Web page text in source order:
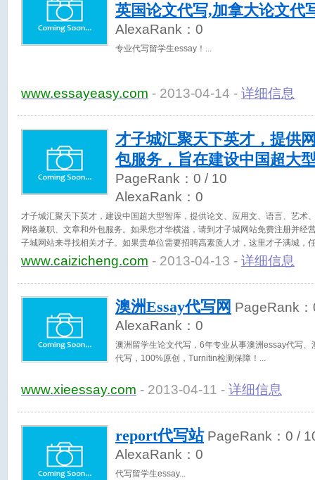
英国论文代写,加拿大论文代
AlexaRank： 0
专业代写留学生essay！
www.essayeasy.com - 2013-04-14 - 详细信息
才子城汇聚天下英才，提供
包服务，旨在建设中国超大
PageRank： 0 / 10
AlexaRank： 0
才子城汇聚天下英才，建设中国超大型智库，提供论文、应用文、语言、艺术
网络兼职、文章和外包服务。如果您才华横溢，请到才子城网站免费注册并经
子城网站来寻找相关才子。如果贵单位需要招聘高素质人才，这里才子满城，
www.caizicheng.com - 2013-04-13 - 详细信息
澳洲Essay代写网 PageRank：
AlexaRank： 0
澳洲留学生论文代写，6年专业从事澳洲essay代写
代写，100%原创，Turnitin检测保障！
www.xieessay.com - 2013-04-11 - 详细信息
report代写站PageRank： 0 /
AlexaRank： 0
代写留学生essay